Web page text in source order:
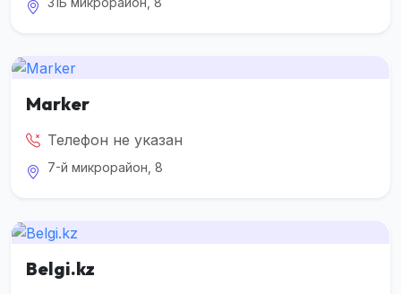
Marker
Телефон не указан
7-й микрорайон, 8
Belgi.kz